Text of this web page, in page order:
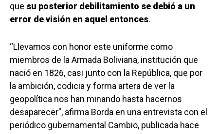
que su posterior debilitamiento se debió a un
error de visión en aquel entonces.
“Llevamos con honor este uniforme como
miembros de la Armada Boliviana, institución que
nació en 1826, casi junto con la República, que por
la ambición, codicia y forma artera de ver la
geopolítica nos han minando hasta hacernos
desaparecer”, afirma Borda en una entrevista con el
periódico gubernamental Cambio, publicada hace